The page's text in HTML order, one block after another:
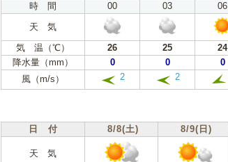
時 間
00 03 06
天 気
気 温（℃）
26 25 24
降水量（mm）
0 0 0
風（m/s）
2 2
日 付 8/8(土) 8/9(日)
天 気